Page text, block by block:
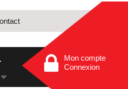
Mon compte
Connexion